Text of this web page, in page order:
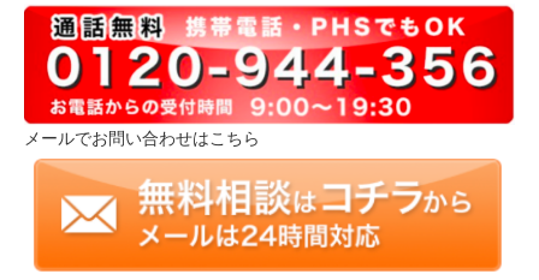
メールでお問い合わせはこちら